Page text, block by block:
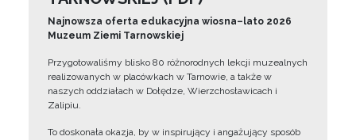
Najnowsza oferta edukacyjna wiosna–lato 2026
Muzeum Ziemi Tarnowskiej
Przygotowaliśmy blisko 80 różnorodnych lekcji muzealnych
realizowanych w placówkach w Tarnowie, a także w
naszych oddziałach w Dołędze, Wierzchosławicach i
Zalipiu.
To doskonała okazja, by w inspirujący i angażujący sposób